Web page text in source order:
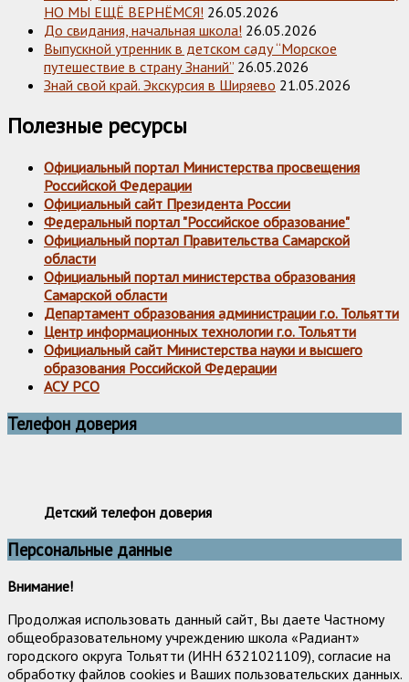
НО МЫ ЕЩЁ ВЕРНЁМСЯ! 26.05.2026
До свидания, начальная школа! 26.05.2026
Выпускной утренник в детском саду “Морское
путешествие в страну Знаний” 26.05.2026
Знай свой край. Экскурсия в Ширяево 21.05.2026
Полезные ресурсы
Официальный портал Министерства просвещения
Российской Федерации
Официальный сайт Президента России
Федеральный портал "Российское образование"
Официальный портал Правительства Самарской
области
Официальный портал министерства образования
Самарской области
Департамент образования администрации г.о. Тольятти
Центр информационных технологии г.о. Тольятти
Официальный сайт Министерства науки и высшего
образования Российской Федерации
АСУ РСО
Телефон доверия
Детский телефон доверия
Персональные данные
Внимание!
Продолжая использовать данный сайт, Вы даете Частному
общеобразовательному учреждению школа «Радиант»
городского округа Тольятти (ИНН 6321021109), согласие на
обработку файлов cookies и Ваших пользовательских данных.